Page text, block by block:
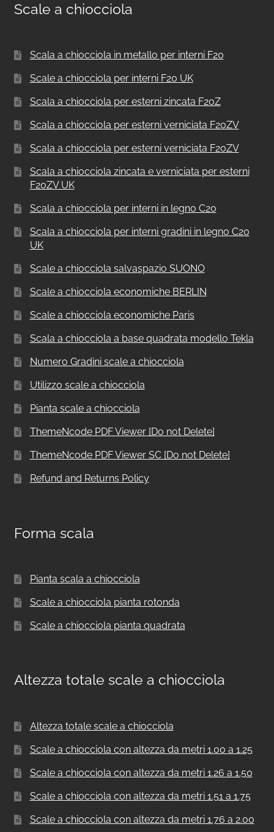
Scale a chiocciola
Scala a chiocciola in metallo per interni F20
Scale a chiocciola per interni F20 UK
Scala a chiocciola per esterni zincata F20Z
Scala a chiocciola per esterni verniciata F20ZV
Scala a chiocciola per esterni verniciata F20ZV
Scala a chiocciola zincata e verniciata per esterni
F20ZV UK
Scala a chiocciola per interni in legno C20
Scala a chiocciola per interni gradini in legno C20
UK
Scale a chiocciola salvaspazio SUONO
Scale a chiocciola economiche BERLIN
Scale a chiocciola economiche Paris
Scala a chiocciola a base quadrata modello Tekla
Numero Gradini scale a chiocciola
Utilizzo scale a chiocciola
Pianta scale a chiocciola
ThemeNcode PDF Viewer [Do not Delete]
ThemeNcode PDF Viewer SC [Do not Delete]
Refund and Returns Policy
Forma scala
Pianta scala a chiocciola
Scale a chiocciola pianta rotonda
Scale a chiocciola pianta quadrata
Altezza totale scale a chiocciola
Altezza totale scale a chiocciola
Scale a chiocciola con altezza da metri 1.00 a 1.25
Scale a chiocciola con altezza da metri 1.26 a 1.50
Scale a chiocciola con altezza da metri 1.51 a 1.75
Scale a chiocciola con altezza da metri 1.76 a 2.00